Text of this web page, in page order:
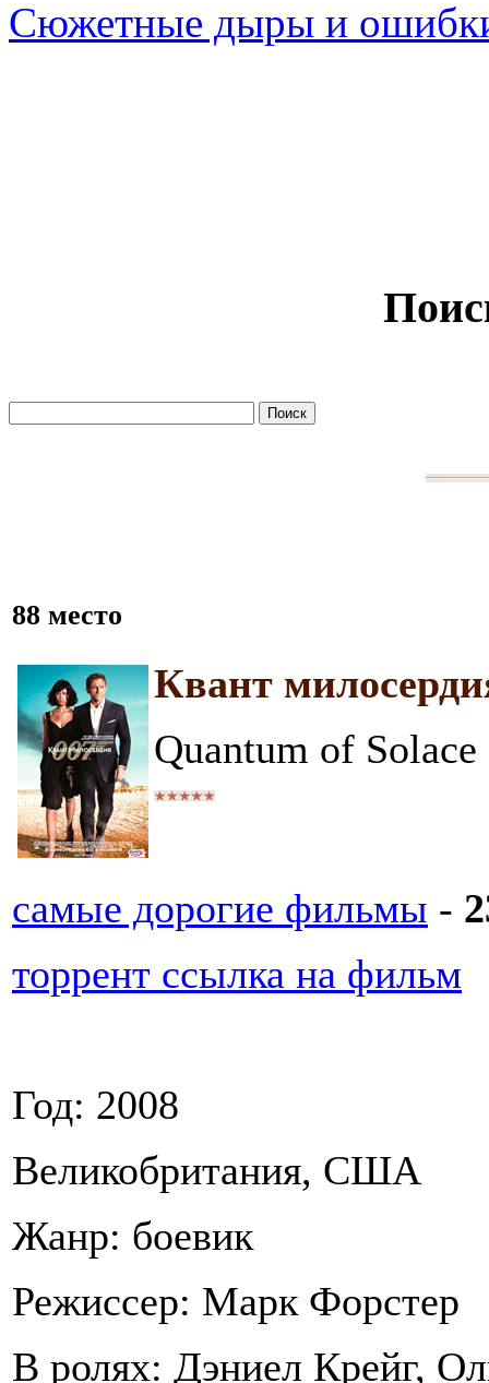
Сюжетные дыры и
88 место
Квант
Quantum of Solace
самые дорогие фильмы -
торрент ссылка на фильм
Год: 2008
Великобритания, США
Жанр: боевик
Режиссер: Марк Форстер
В ролях: Дэниел Крейг,